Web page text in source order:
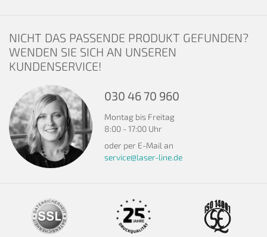
NICHT DAS PASSENDE PRODUKT GEFUNDEN?
WENDEN SIE SICH AN UNSEREN
KUNDENSERVICE!
030 46 70 960
Montag bis Freitag
8:00 - 17:00 Uhr
oder per E-Mail an
service@laser-line.de